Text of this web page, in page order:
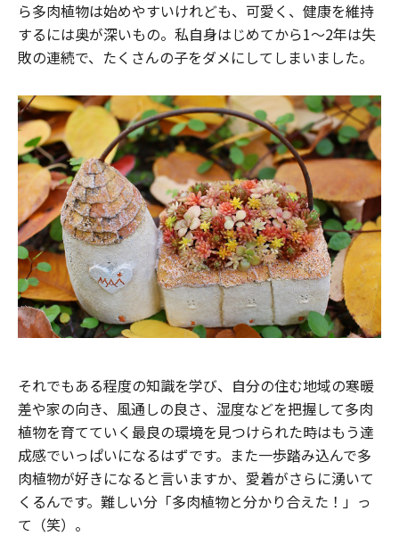
ら多肉植物は始めやすいけれども、可愛く、健康を維持
するには奥が深いもの。私自身はじめてから1〜2年は失
敗の連続で、たくさんの子をダメにしてしまいました。
それでもある程度の知識を学び、自分の住む地域の寒暖
差や家の向き、風通しの良さ、湿度などを把握して多肉
植物を育てていく最良の環境を見つけられた時はもう達
成感でいっぱいになるはずです。また一歩踏み込んで多
肉植物が好きになると言いますか、愛着がさらに湧いて
くるんです。難しい分「多肉植物と分かり合えた！」っ
て（笑）。